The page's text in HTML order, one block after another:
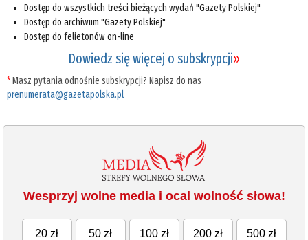
Dostęp do wszystkich treści bieżących wydań "Gazety Polskiej"
Dostęp do archiwum "Gazety Polskiej"
Dostęp do felietonów on-line
Dowiedz się więcej o subskrypcji»
*Masz pytania odnośnie subskrypcji? Napisz do nas
prenumerata@gazetapolska.pl
Wesprzyj wolne media i ocal wolność słowa!
20 zł 50 zł 100 zł 200 zł 500 zł